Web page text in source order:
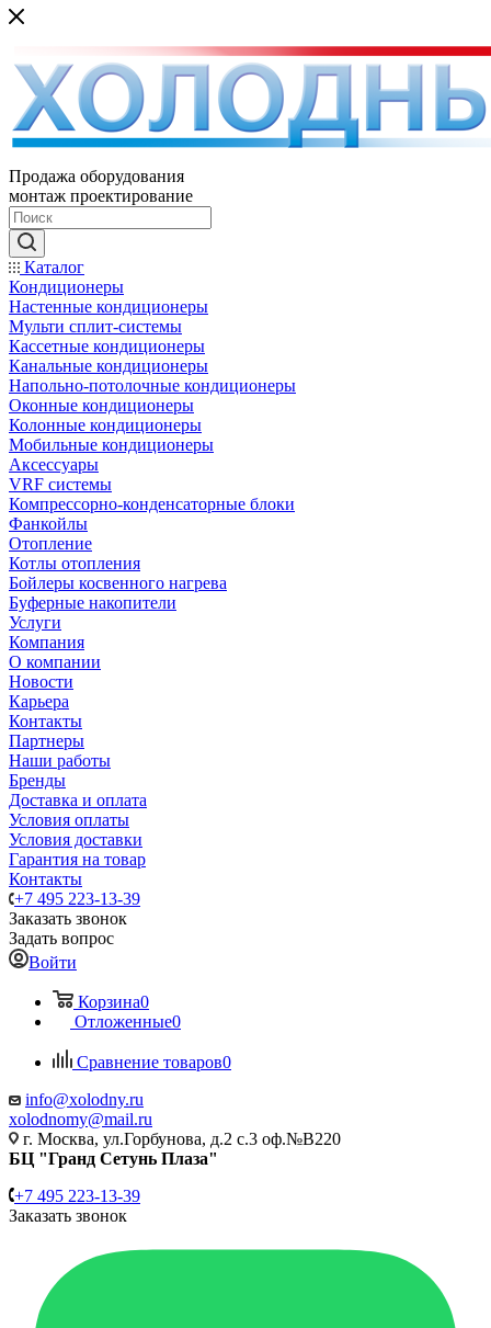
Продажа оборудования
монтаж проектирование
Каталог
Кондиционеры
Настенные кондиционеры
Мульти сплит-системы
Кассетные кондиционеры
Канальные кондиционеры
Напольно-потолочные кондиционеры
Оконные кондиционеры
Колонные кондиционеры
Мобильные кондиционеры
Аксессуары
VRF системы
Компрессорно-конденсаторные блоки
Фанкойлы
Отопление
Котлы отопления
Бойлеры косвенного нагрева
Буферные накопители
Услуги
Компания
О компании
Новости
Карьера
Контакты
Партнеры
Наши работы
Бренды
Доставка и оплата
Условия оплаты
Условия доставки
Гарантия на товар
Контакты
+7 495 223-13-39
Заказать звонок
Задать вопрос
Войти
Корзина0
Отложенные0
Сравнение товаров0
info@xolodny.ru
xolodnomy@mail.ru
г. Москва, ул.Горбунова, д.2 с.3 оф.№В220
БЦ "Гранд Сетунь Плаза"
+7 495 223-13-39
Заказать звонок